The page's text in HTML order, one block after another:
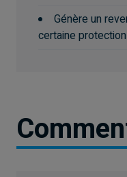
Génère un
certaine